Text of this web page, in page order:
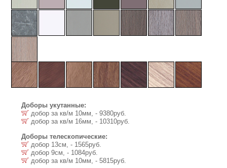
Доборы укутанные:
добор за кв/м 10мм, - 9380руб.
добор за кв/м 16мм, - 10310руб.
Доборы телескопические:
добор 13см, - 1565руб.
добор 9см, - 1084руб.
добор за кв/м 10мм, - 5815руб.